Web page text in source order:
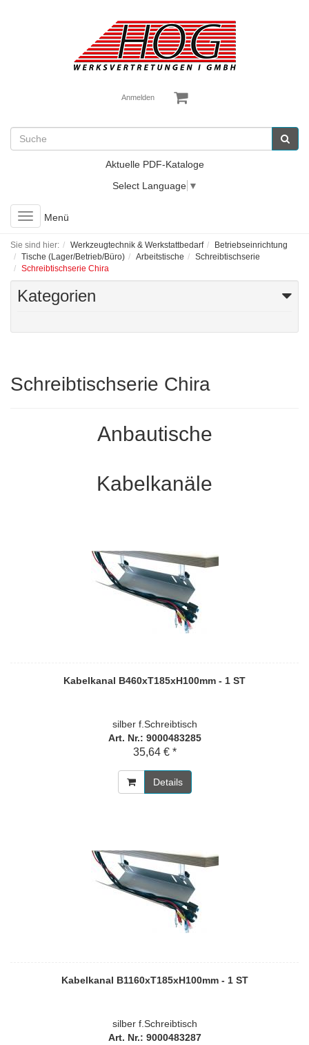
Anmelden
Aktuelle PDF-Kataloge
Select Language ▼
Toggle
navigation
Menü
Sie sind hier: Werkzeugtechnik & Werkstattbedarf
Betriebseinrichtung
Tische (Lager/Betrieb/Büro)
Arbeitstische
Schreibtischserie
Schreibtischserie Chira
Kategorien
Schreibtischserie Chira
Anbautische
Kabelkanäle
Kabelkanal B460xT185xH100mm - 1 ST
silber f.Schreibtisch
Art. Nr.: 9000483285
35,64 € *
Details
Kabelkanal B1160xT185xH100mm - 1 ST
silber f.Schreibtisch
Art. Nr.: 9000483287